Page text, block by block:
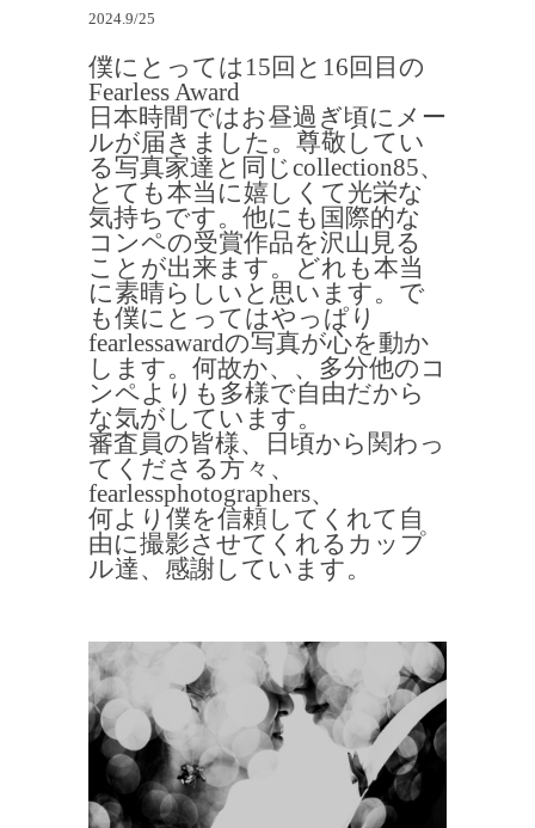
2024.9/25
僕にとっては15回と16回目の
Fearless Award
日本時間ではお昼過ぎ頃にメー
ルが届きました。尊敬してい
る写真家達と同じcollection85、
とても本当に嬉しくて光栄な
気持ちです。他にも国際的な
コンペの受賞作品を沢山見る
ことが出来ます。どれも本当
に素晴らしいと思います。で
も僕にとってはやっぱり
fearlessawardの写真が心を動か
します。何故か、、多分他のコ
ンペよりも多様で自由だから
な気がしています。
審査員の皆様、日頃から関わっ
てくださる方々、
fearlessphotographers、
何より僕を信頼してくれて自
由に撮影させてくれるカップ
ル達、感謝しています。